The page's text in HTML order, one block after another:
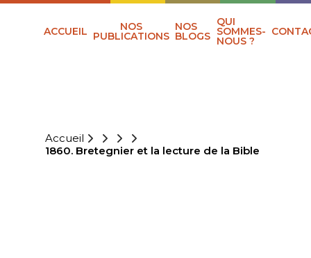
ACCUEIL NOS
PUBLICATIONS
NOS
BLOGS
QUI
SOMMES-
NOUS ?
Accueil
1860. Bretegnier et la lecture de la Bible